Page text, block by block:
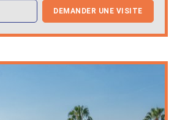
DEMANDER UNE VISITE